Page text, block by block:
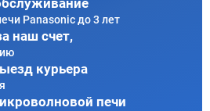
Panasonic до 3 лет
наш счет,
курьера
печи